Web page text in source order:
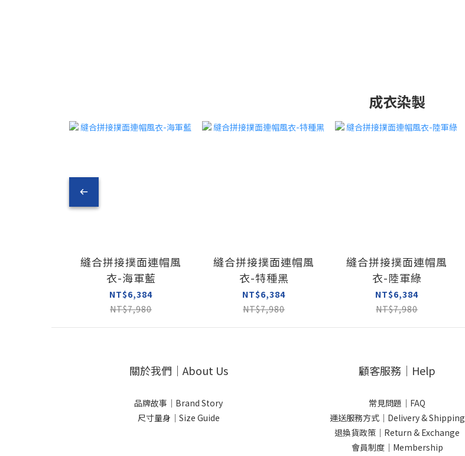
成衣染製
縫合拼接撲面連帽風
衣-海軍藍
NT$6,384
NT$7,980
縫合拼接撲面連帽風
衣-特種黑
NT$6,384
NT$7,980
縫合拼接撲面連帽風
衣-陸軍綠
NT$6,384
NT$7,980
關於我們｜About Us
品牌故事｜Brand Story
尺寸量身｜Size Guide
顧客服務｜Help
常見問題｜FAQ
運送服務方式｜Delivery & Shipping
退換貨政策｜Return & Exchange
會員制度｜Membership